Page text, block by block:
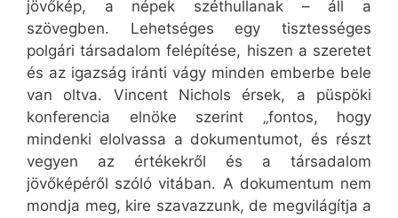
jövőkép, a népek széthullanak – áll a
szövegben. Lehetséges egy tisztességes
polgári társadalom felépítése, hiszen a szeretet
és az igazság iránti vágy minden emberbe bele
van oltva. Vincent Nichols érsek, a püspöki
konferencia elnöke szerint „fontos, hogy
mindenki elolvassa a dokumentumot, és részt
vegyen az értékekről és a társadalom
jövőképéről szóló vitában. A dokumentum nem
mondja meg, kire szavazzunk, de megvilágítja a